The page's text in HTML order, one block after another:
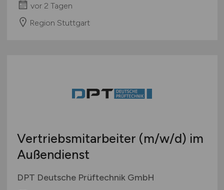
vor 2 Tagen
Region Stuttgart
Vertriebsmitarbeiter (m/w/d) im
Außendienst
DPT Deutsche Prüftechnik GmbH